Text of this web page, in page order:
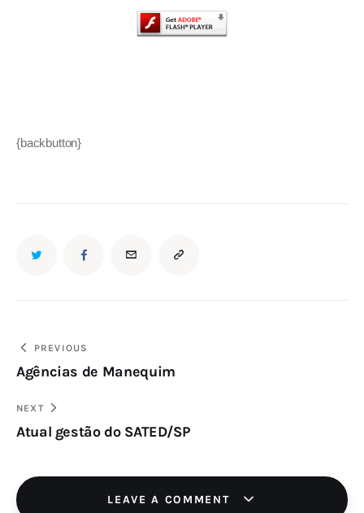
{backbutton}
PREVIOUS
Agências de Manequim
NEXT
Atual gestão do SATED/SP
LEAVE A COMMENT